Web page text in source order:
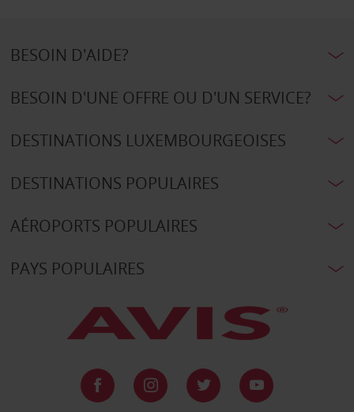
BESOIN D'AIDE?
BESOIN D'UNE OFFRE OU D'UN SERVICE?
DESTINATIONS LUXEMBOURGEOISES
DESTINATIONS POPULAIRES
AÉROPORTS POPULAIRES
PAYS POPULAIRES